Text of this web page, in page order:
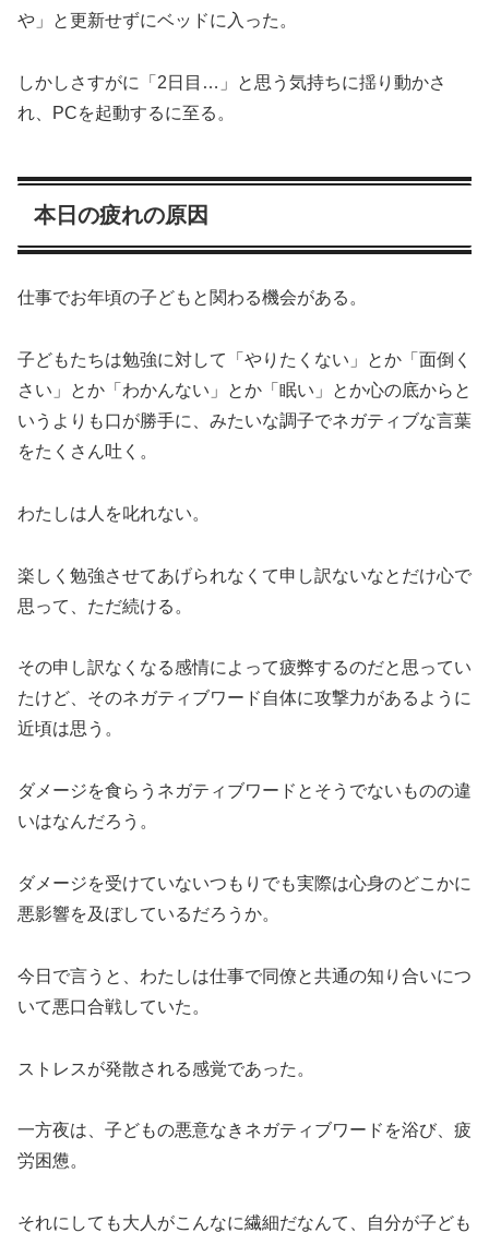
や」と更新せずにベッドに入った。
しかしさすがに「2日目…」と思う気持ちに揺り動かさ
れ、PCを起動するに至る。
本日の疲れの原因
仕事でお年頃の子どもと関わる機会がある。
子どもたちは勉強に対して「やりたくない」とか「面倒く
さい」とか「わかんない」とか「眠い」とか心の底からと
いうよりも口が勝手に、みたいな調子でネガティブな言葉
をたくさん吐く。
わたしは人を叱れない。
楽しく勉強させてあげられなくて申し訳ないなとだけ心で
思って、ただ続ける。
その申し訳なくなる感情によって疲弊するのだと思ってい
たけど、そのネガティブワード自体に攻撃力があるように
近頃は思う。
ダメージを食らうネガティブワードとそうでないものの違
いはなんだろう。
ダメージを受けていないつもりでも実際は心身のどこかに
悪影響を及ぼしているだろうか。
今日で言うと、わたしは仕事で同僚と共通の知り合いにつ
いて悪口合戦していた。
ストレスが発散される感覚であった。
一方夜は、子どもの悪意なきネガティブワードを浴び、疲
労困憊。
それにしても大人がこんなに繊細だなんて、自分が子ども